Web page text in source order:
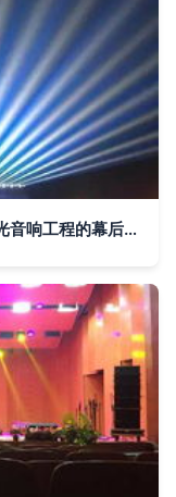
1.2亿打造的《印象洞庭》震撼上演 灯光音响工程的幕后解密